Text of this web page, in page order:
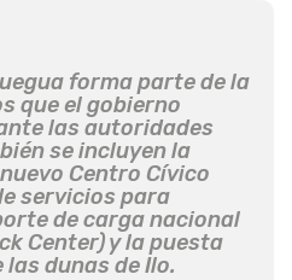
forma parte de la
que el gobierno
las autoridades
se incluyen la
Centro Cívico
servicios para
de carga nacional
Center) y la puesta
dunas de Ilo.